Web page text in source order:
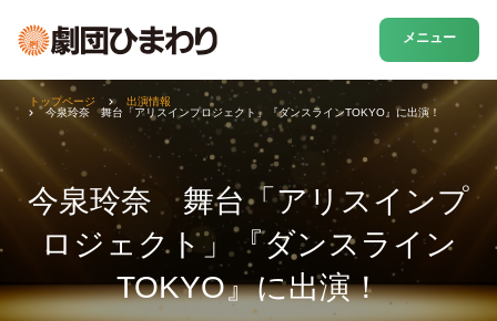
メニュー
今泉玲奈 舞台「アリスインプ
ロジェクト」『ダンスライン
TOKYO』に出演！
トップページ
出演情報
今泉玲奈 舞台「アリスインプロジェクト」『ダンスラインTOKYO』に出演！